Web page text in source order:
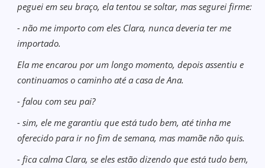
peguei em seu braço, ela tentou se soltar, mas segurei firme:
- não me importo com eles Clara, nunca deveria ter me
importado.
Ela me encarou por um longo momento, depois assentiu e
continuamos o caminho até a casa de Ana.
- falou com seu pai?
- sim, ele me garantiu que está tudo bem, até tinha me
oferecido para ir no fim de semana, mas mamãe não quis.
- fica calma Clara, se eles estão dizendo que está tudo bem,